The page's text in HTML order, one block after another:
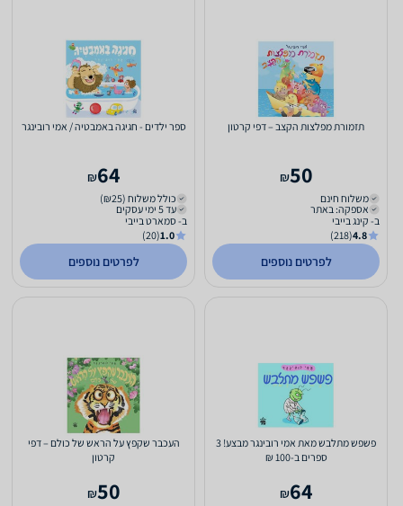
תזמורת מפלצות הקצב – דפי קרטון
50
₪
משלוח חינם
אספקה: באתר
ב- קינג בייבי
4.8
(218)
לפרטים נוספים
ספר ילדים - חגיגה באמבטיה / אמי רובינגר
64
₪
כולל משלוח (₪25)
עד 5 ימי עסקים
ב- סמארט בייבי
1.0
(20)
לפרטים נוספים
פשפש מתלבש מאת אמי רובינגר מבצע! 3
ספרים ב-100 ₪
64
₪
העכבר שקפץ על הראש של כולם – דפי
קרטון
50
₪